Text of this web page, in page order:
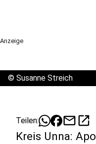
Anzeige
© Susanne Streich
Teilen: mailopen_in_new
Kreis Unna: